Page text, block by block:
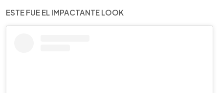
ESTE FUE EL IMPACTANTE LOOK